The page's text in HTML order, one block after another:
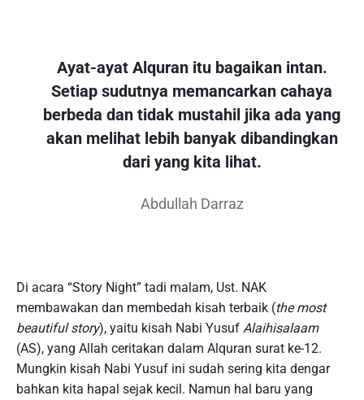
Ayat-ayat Alquran itu bagaikan intan.
Setiap sudutnya memancarkan cahaya
berbeda dan tidak mustahil jika ada yang
akan melihat lebih banyak dibandingkan
dari yang kita lihat.
Abdullah Darraz
Di acara “Story Night” tadi malam, Ust. NAK
membawakan dan membedah kisah terbaik (the most
beautiful story), yaitu kisah Nabi Yusuf Alaihisalaam
(AS), yang Allah ceritakan dalam Alquran surat ke-12.
Mungkin kisah Nabi Yusuf ini sudah sering kita dengar
bahkan kita hapal sejak kecil. Namun hal baru yang